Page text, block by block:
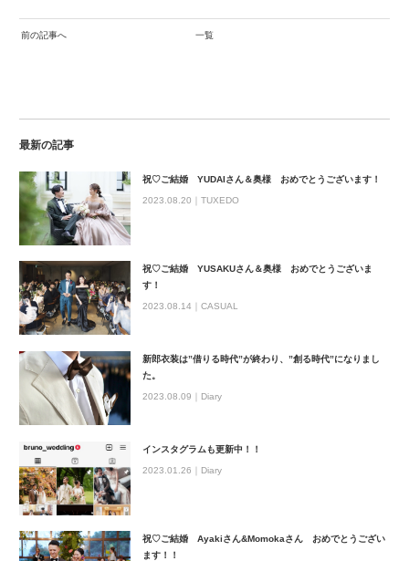
前の記事へ 一覧
最新の記事
祝♡ご結婚 YUDAIさん＆奥様 おめでとうございます！
2023.08.20｜TUXEDO
祝♡ご結婚 YUSAKUさん＆奥様 おめでとうございま
す！
2023.08.14｜CASUAL
新郎衣装は”借りる時代”が終わり、”創る時代”になりまし
た。
2023.08.09｜ Diary
インスタグラムも更新中！！
2023.01.26｜ Diary
祝♡ご結婚 Ayakiさん&Momokaさん おめでとうござい
ます！！